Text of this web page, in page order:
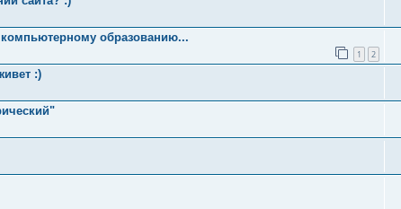
образованию...
1 2
:)